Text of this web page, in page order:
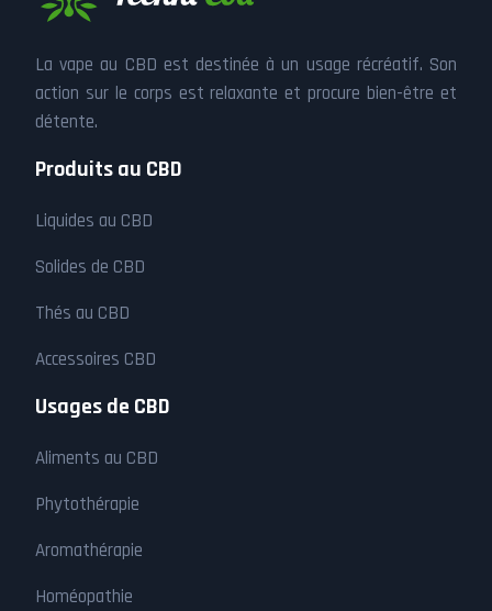
La vape au CBD est destinée à un usage récréatif. Son
action sur le corps est relaxante et procure bien-être et
détente.
Produits au CBD
Liquides au CBD
Solides de CBD
Thés au CBD
Accessoires CBD
Usages de CBD
Aliments au CBD
Phytothérapie
Aromathérapie
Homéopathie